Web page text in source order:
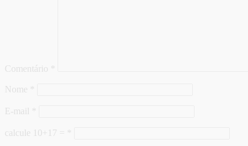
Comentário
Nome
E-mail
calcule 10+17 =